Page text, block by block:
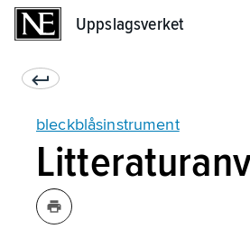
Uppslagsverket
bleckblåsinstrument